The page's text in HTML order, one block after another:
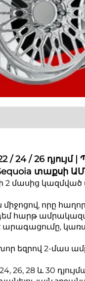
/ 26 դյույմ |
տաքսի ԱՄՆ
2 մասից
որը
հարթ
արագացումը,
եզրով 2-մաս
26, 28 և 30